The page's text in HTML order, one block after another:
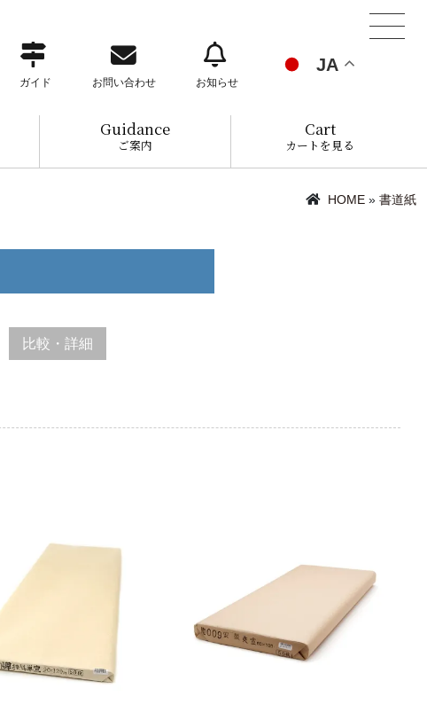
ガイド お問い合わせ お知らせ
JA
Guidance
ご案内
Cart
カートを見る
HOME » 書道紙
比較・詳細